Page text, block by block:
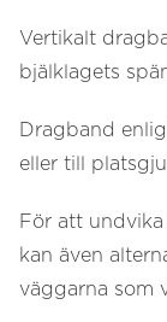
Vertikalt
bjälklagets
Dragband
eller till
För att
kan även
väggarna som